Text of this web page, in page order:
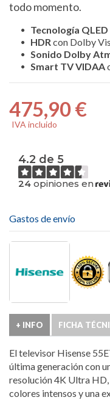
todo momento.
Tecnología QLED
HDR con Dolby
Sonido Dolby
Smart TV VIDAA
475,90 €
IVA incluido
4.2 de 5
24 opiniones en
Gastos de envío
+ INFO FICHA
El televisor Hisense
última generación con
resolución 4K Ultra
colores intensos y una